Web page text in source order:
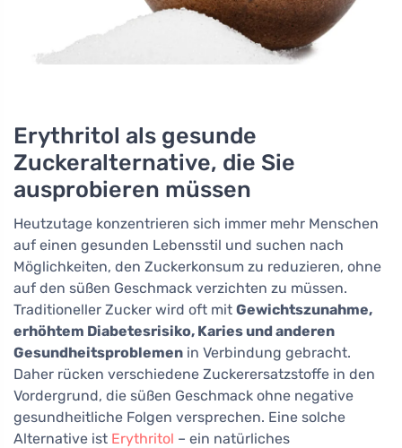
Erythritol als gesunde
Zuckeralternative, die Sie
ausprobieren müssen
Heutzutage konzentrieren sich immer mehr Menschen
auf einen gesunden Lebensstil und suchen nach
Möglichkeiten, den Zuckerkonsum zu reduzieren, ohne
auf den süßen Geschmack verzichten zu müssen.
Traditioneller Zucker wird oft mit Gewichtszunahme,
erhöhtem Diabetesrisiko, Karies und anderen
Gesundheitsproblemen in Verbindung gebracht.
Daher rücken verschiedene Zuckerersatzstoffe in den
Vordergrund, die süßen Geschmack ohne negative
gesundheitliche Folgen versprechen. Eine solche
Alternative ist Erythritol – ein natürliches